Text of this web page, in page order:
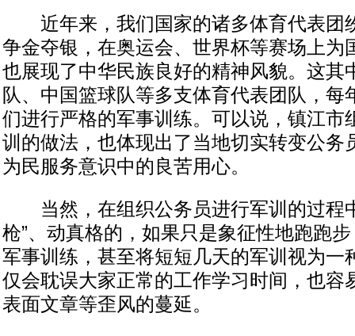
近年来，我们国家的诸多体育代表团
争金夺银，在奥运会、世界杯等赛场上为
也展现了中华民族良好的精神风貌。这其
队、中国篮球队等多支体育代表团队，每
们进行严格的军事训练。可以说，镇江市
训的做法，也体现出了当地切实转变公务
为民服务意识中的良苦用心。
当然，在组织公务员进行军训的过程
枪”、动真格的，如果只是象征性地跑跑
军事训练，甚至将短短几天的军训视为一
仅会耽误大家正常的工作学习时间，也容
表面文章等歪风的蔓延。